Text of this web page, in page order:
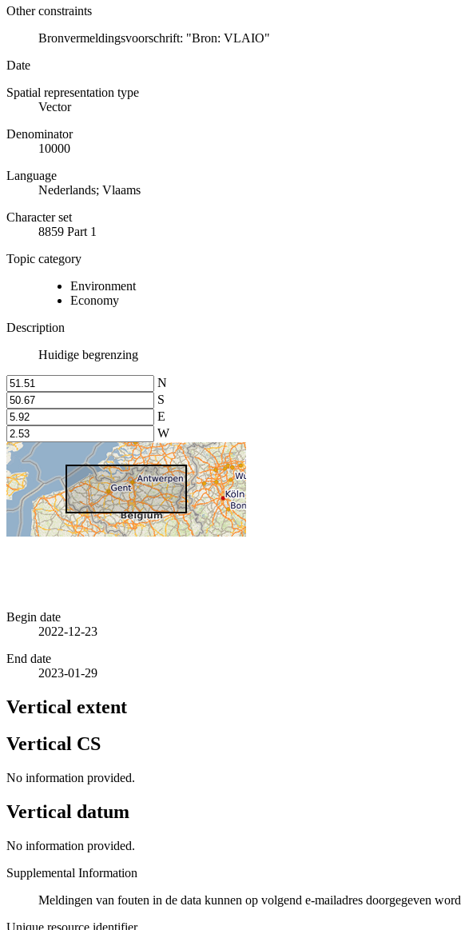
Other constraints
Bronvermeldingsvoorschrift: "Bron: VLAIO"
Date
Spatial representation type
Vector
Denominator
10000
Language
Nederlands; Vlaams
Character set
8859 Part 1
Topic category
Environment
Economy
Description
Huidige begrenzing
N
S
E
W
Begin date
2022-12-23
End date
2023-01-29
Vertical extent
Vertical CS
No information provided.
Vertical datum
No information provided.
Supplemental Information
Meldingen van fouten in de data kunnen op volgend e-mailadres doorgegeven